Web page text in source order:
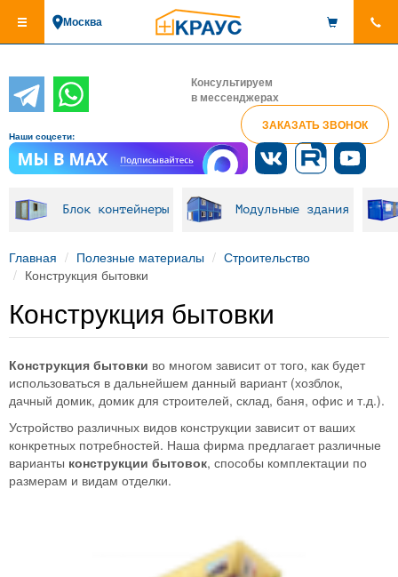
основному
Москва
Консультируем
в мессенджерах
ЗАКАЗАТЬ ЗВОНОК
Наши соцсети:
Блок контейнеры Модульные здания
Главная Полезные материалы
Строительство
Конструкция бытовки
Конструкция бытовки
Конструкция бытовки во многом зависит от того, как будет
использоваться в дальнейшем данный вариант (хозблок,
дачный домик, домик для строителей, склад, баня, офис и т.д.).
Устройство различных видов конструкции зависит от ваших
конкретных потребностей. Наша фирма предлагает различные
варианты конструкции бытовок, способы комплектации по
размерам и видам отделки.